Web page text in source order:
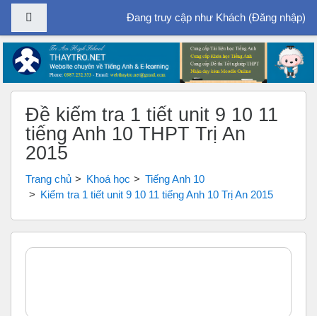
Chuyển tới nội dung chính
Bảng điều khiển cạnhĐang truy cập như Khách (Đăng nhập)
Đề kiểm tra 1 tiết unit 9 10 11
tiếng Anh 10 THPT Trị An
2015
Trang chủ Khoá học
Tiếng Anh 10
Kiểm tra 1 tiết unit 9 10 11 tiếng Anh 10 Trị An 2015
Tổng quan các chủ đề